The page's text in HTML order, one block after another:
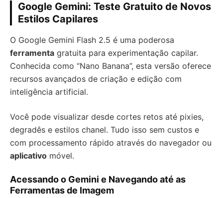
Google Gemini: Teste Gratuito de Novos
Estilos Capilares
O Google Gemini Flash 2.5 é uma poderosa
ferramenta gratuita para experimentação capilar.
Conhecida como “Nano Banana”, esta versão oferece
recursos avançados de criação e edição com
inteligência artificial.
Você pode visualizar desde cortes retos até pixies,
degradês e estilos chanel. Tudo isso sem custos e
com processamento rápido através do navegador ou
aplicativo móvel.
Acessando o Gemini e Navegando até as
Ferramentas de Imagem